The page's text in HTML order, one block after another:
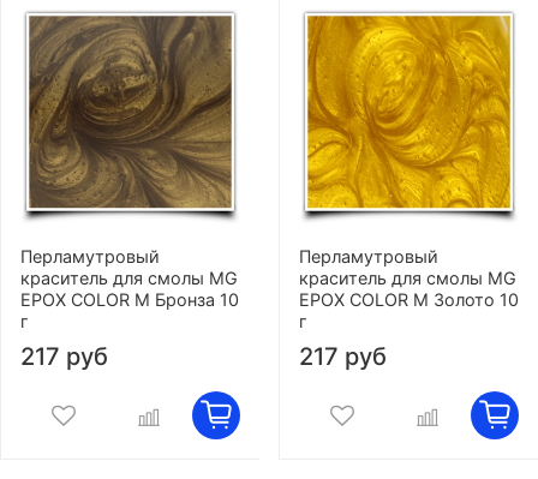
Перламутровый
краситель для смолы MG
EPOX COLOR M Бронза 10
г
217 руб
Перламутровый
краситель для смолы MG
EPOX COLOR M Золото 10
г
217 руб